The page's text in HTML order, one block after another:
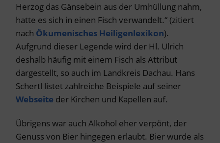
Herzog das Gänsebein aus der Umhüllung nahm,
hatte es sich in einen Fisch verwandelt.“ (zitiert
nach Ökumenisches Heiligenlexikon).
Aufgrund dieser Legende wird der Hl. Ulrich
deshalb häufig mit einem Fisch als Attribut
dargestellt, so auch im Landkreis Dachau. Hans
Schertl listet zahlreiche Beispiele auf seiner
Webseite der Kirchen und Kapellen auf.
Übrigens war auch Alkohol eher verpönt, der
Genuss von Bier hingegen erlaubt. Bier wurde als